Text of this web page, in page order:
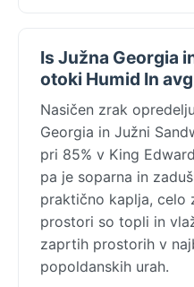
Is Južna Georgia
otoki Humid In
Nasičen zrak
Georgia in Južni
pri 85% v King
pa je soparna in
praktično kaplja, celo
prostori so topli in
zaprtih prostorih v
popoldanskih urah.